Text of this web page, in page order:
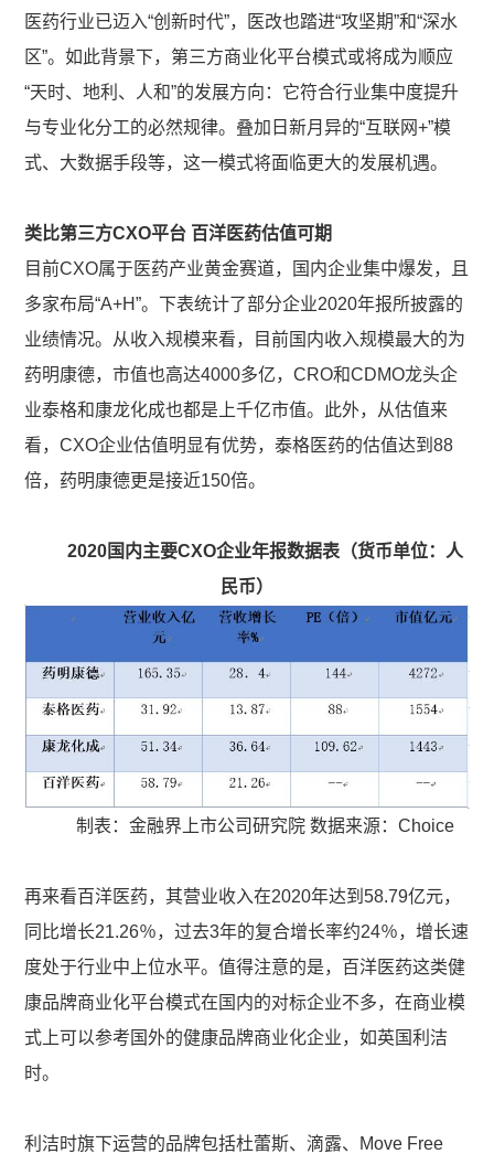
医药行业已迈入“创新时代”，医改也踏进“攻坚期”和“深水
区”。如此背景下，第三方商业化平台模式或将成为顺应
“天时、地利、人和”的发展方向：它符合行业集中度提升
与专业化分工的必然规律。叠加日新月异的“互联网+”模
式、大数据手段等，这一模式将面临更大的发展机遇。
类比第三方CXO平台 百洋医药估值可期
目前CXO属于医药产业黄金赛道，国内企业集中爆发，且
多家布局“A+H”。下表统计了部分企业2020年报所披露的
业绩情况。从收入规模来看，目前国内收入规模最大的为
药明康德，市值也高达4000多亿，CRO和CDMO龙头企
业泰格和康龙化成也都是上千亿市值。此外，从估值来
看，CXO企业估值明显有优势，泰格医药的估值达到88
倍，药明康德更是接近150倍。
2020国内主要CXO企业年报数据表（货币单位：人
民币）
制表：金融界上市公司研究院 数据来源：Choice
再来看百洋医药，其营业收入在2020年达到58.79亿元，
同比增长21.26％，过去3年的复合增长率约24％，增长速
度处于行业中上位水平。值得注意的是，百洋医药这类健
康品牌商业化平台模式在国内的对标企业不多，在商业模
式上可以参考国外的健康品牌商业化企业，如英国利洁
时。
利洁时旗下运营的品牌包括杜蕾斯、滴露、Move Free